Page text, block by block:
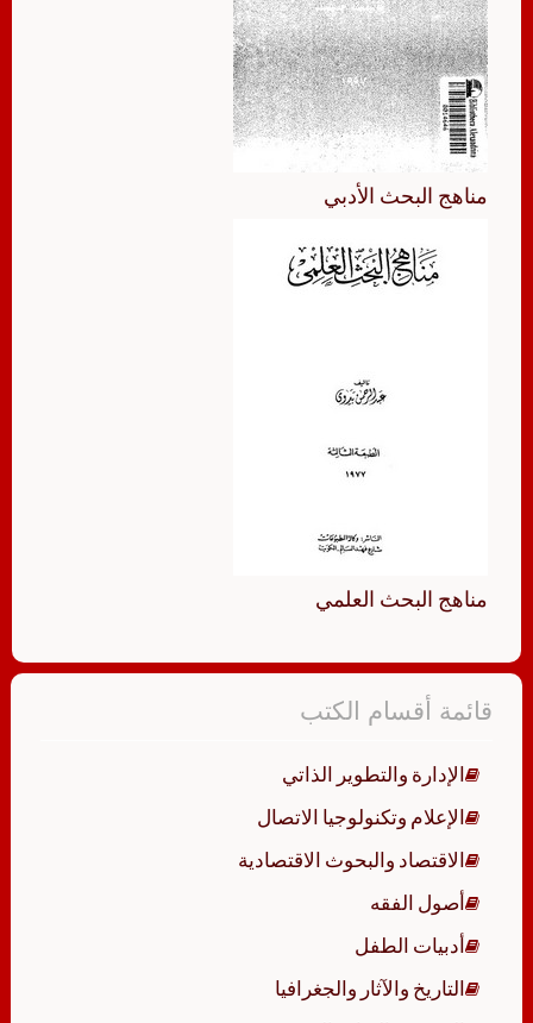
مناهج البحث الأدبي
مناهج البحث العلمي
قائمة أقسام الكتب
الإدارة والتطوير الذاتي
الإعلام وتكنولوجيا الاتصال
الاقتصاد والبحوث الاقتصادية
أصول الفقه
أدبيات الطفل
التاريخ والآثار والجغرافيا